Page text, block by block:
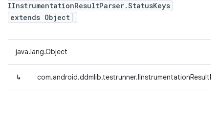
IInstrumentationResultParser.StatusKeys
extends Object
java.lang.Object
↳